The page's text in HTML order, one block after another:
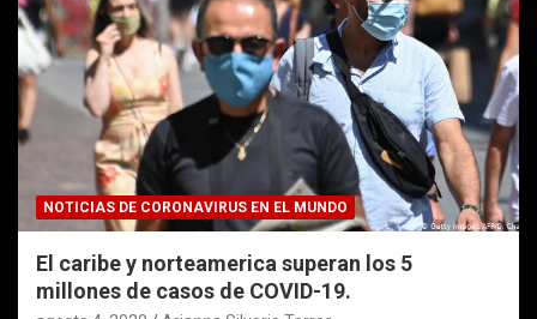
NOTICIAS DE CORONAVIRUS EN EL MUNDO
El caribe y norteamerica superan los 5
millones de casos de COVID-19.